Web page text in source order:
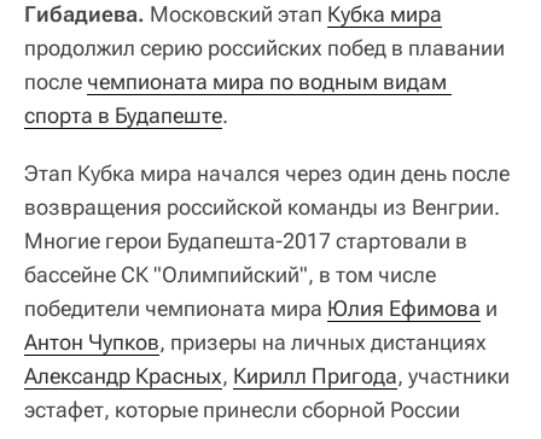
Гибадиева. Московский этап Кубка мира
продолжил серию российских побед в плавании
после чемпионата мира по водным видам
спорта в Будапеште.
Этап Кубка мира начался через один день после
возвращения российской команды из Венгрии.
Многие герои Будапешта-2017 стартовали в
бассейне СК "Олимпийский", в том числе
победители чемпионата мира Юлия Ефимова и
Антон Чупков, призеры на личных дистанциях
Александр Красных, Кирилл Пригода, участники
эстафет, которые принесли сборной России